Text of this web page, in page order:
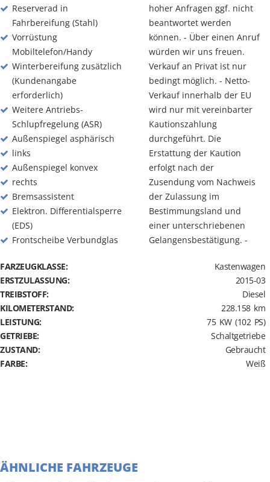
Reserverad in
Fahrbereifung (Stahl)
Vorrüstung
Mobiltelefon/Handy
Winterbereifung zusätzlich
(Kundenangabe
erforderlich)
Weitere Antriebs-
Schlupfregelung (ASR)
Außenspiegel asphärisch
links
Außenspiegel konvex
rechts
Bremsassistent
Elektron. Differentialsperre
(EDS)
Frontscheibe Verbundglas
hoher Anfragen ggf. nicht
beantwortet werden
können. - Über einen Anruf
würden wir uns freuen.
Verkauf an Privat ist nur
bedingt möglich. - Netto-
Verkauf innerhalb der EU
wird nur mit vereinbarter
Kautionszahlung
durchgeführt. Die
Erstattung der Kaution
erfolgt nach der
Zusendung vom Nachweis
der Zulassung im
Bestimmungsland und
einer unterschriebenen
Gelangensbestätigung. -
FARZEUGKLASSE:
Kastenwagen
ERSTZULASSUNG:
2015-03
TREIBSTOFF:
Diesel
KILOMETERSTAND:
228.158 km
LEISTUNG:
75 KW (102 PS)
GETRIEBE:
Schaltgetriebe
ZUSTAND:
Gebraucht
FARBE:
Weiß
ÄHNLICHE FAHRZEUGE